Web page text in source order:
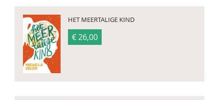
HET MEERTALIGE KIND
€ 26,00